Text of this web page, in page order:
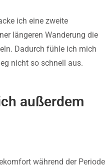
ich eine zweite
längeren Wanderung die
Dadurch fühle ich mich
nicht so schnell aus.
außerdem
während der Periode